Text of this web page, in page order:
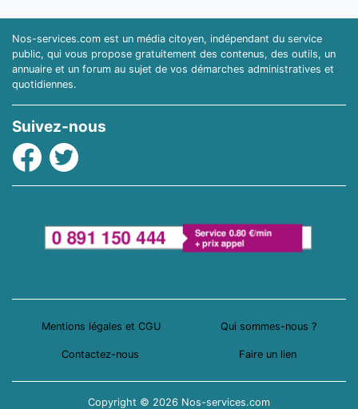
Nos-services.com est un média citoyen, indépendant du service
public, qui vous propose gratuitement des contenus, des outils, un
annuaire et un forum au sujet de vos démarches administratives et
quotidiennes.
Suivez-nous
Facebook
Twitter
Mentions légales et CGU Qui sommes-nous ?
Contactez-nous Faire un lien
Copyright © 2026 Nos-services.com